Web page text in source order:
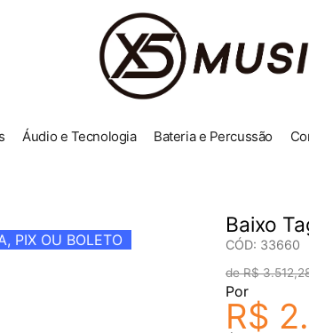
Áudio e Tecnologia Bateria e Percussão
PIX OU BOLETO
Baixo
CÓD: 33660
R$ 3.512,
Por
R$ 2.